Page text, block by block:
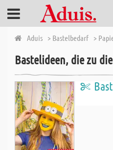
Aduis > Bastelbedarf >
Bastelideen, die zu